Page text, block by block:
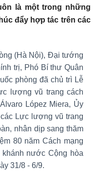
là một trong những
đẩy hợp tác trên các
(Hà Nội), Đại tướng
trị, Phó Bí thư Quân
phòng đã chủ trì Lễ
lượng vũ trang cách
López Miera, Ủy
Lực lượng vũ trang
nhân dịp sang thăm
80 năm Cách mạng
khánh nước Cộng hòa
31/8 - 6/9.